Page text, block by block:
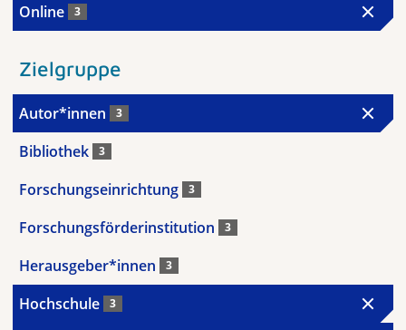
Online 3
Zielgruppe
Autor*innen 3
Bibliothek 3
Forschungseinrichtung 3
Forschungsförderinstitution 3
Herausgeber*innen 3
Hochschule 3